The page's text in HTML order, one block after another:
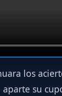
los
su